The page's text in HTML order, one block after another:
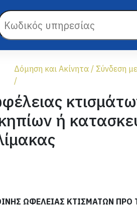
Δόμηση και Ακίνητα/ Σύνδεση
/
ή
ΩΦΕΛΕΙΑΣ ΚΤΙΣΜΑΤΩΝ ΠΡΟ